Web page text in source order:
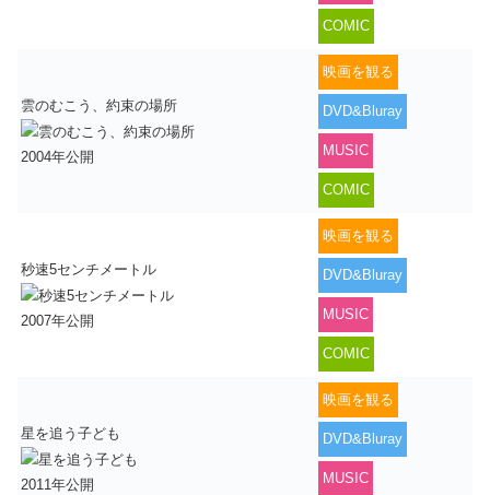
COMIC
雲のむこう、約束の場所
2004年公開
映画を観る
DVD&Bluray
MUSIC
COMIC
秒速5センチメートル
2007年公開
映画を観る
DVD&Bluray
MUSIC
COMIC
星を追う子ども
2011年公開
映画を観る
DVD&Bluray
MUSIC